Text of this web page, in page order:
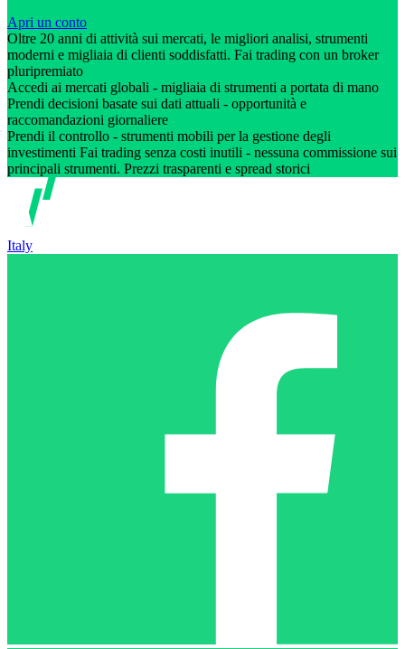
Apri un conto
Oltre 20 anni di attività sui mercati, le migliori analisi, strumenti
moderni e migliaia di clienti soddisfatti. Fai trading con un broker
pluripremiato
Accedi ai mercati globali - migliaia di strumenti a portata di mano
Prendi decisioni basate sui dati attuali - opportunità e
raccomandazioni giornaliere
Prendi il controllo - strumenti mobili per la gestione degli
investimenti Fai trading senza costi inutili - nessuna commissione sui
principali strumenti. Prezzi trasparenti e spread storici
Italy